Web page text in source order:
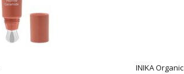
INIKA Organic